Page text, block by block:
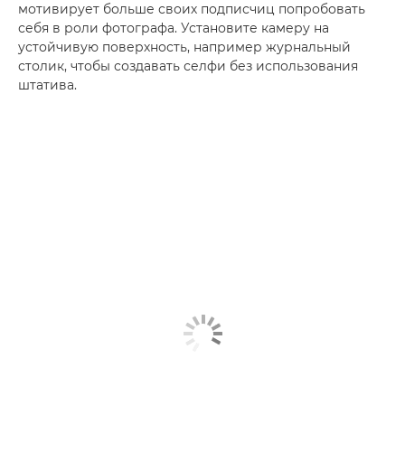
мотивирует больше своих подписчиц попробовать
себя в роли фотографа. Установите камеру на
устойчивую поверхность, например журнальный
столик, чтобы создавать селфи без использования
штатива.